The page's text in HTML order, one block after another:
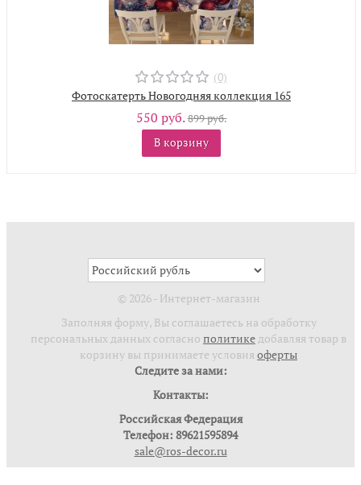
(0)
Фотоскатерть Новогодняя коллекция 165
550 руб.899 руб.
В корзину
© 2026 - Интернет-магазин
Заполняя форму, Вы соглашаетесь на обработку
персональных данных согласно политике добавляя товар в
корзину вы принимаете условия оферты
Следите за нами:
Контакты:
Российская Федерация
Телефон: 89621595894
sale@ros-decor.ru